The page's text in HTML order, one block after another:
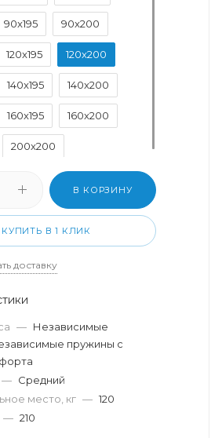
90x195 90x200
120x195 120x200
140x195 140x200
160x195 160x200
200x200
В КОРЗИНУ
КУПИТЬ В 1 КЛИК
доставку
— Независимые
пружины с
— Средний
место, кг — 120
— 210